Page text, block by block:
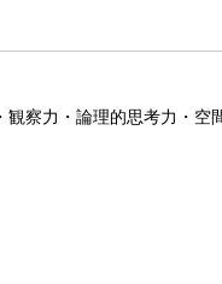
察力・論理的思考力・空